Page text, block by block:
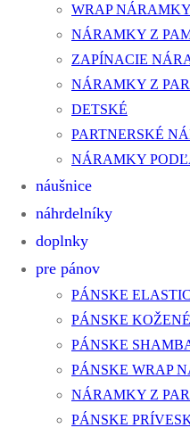
WRAP NÁRAMKY
NÁRAMKY Z
ZAPÍNACIE
NÁRAMKY Z
DETSKÉ
PARTNERSKÉ
NÁRAMKY
náušnice
náhrdelníky
doplnky
pre pánov
PÁNSKE
PÁNSKE
PÁNSKE
PÁNSKE WRAP
NÁRAMKY Z
PÁNSKE